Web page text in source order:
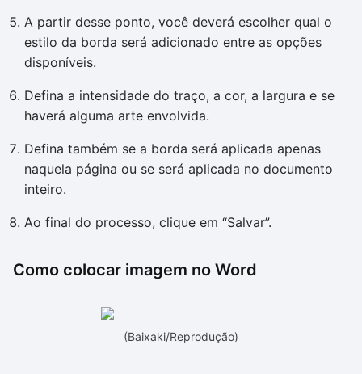
A partir desse ponto, você deverá escolher qual o
estilo da borda será adicionado entre as opções
disponíveis.
Defina a intensidade do traço, a cor, a largura e se
haverá alguma arte envolvida.
Defina também se a borda será aplicada apenas
naquela página ou se será aplicada no documento
inteiro.
Ao final do processo, clique em “Salvar”.
Como colocar imagem no Word
(Baixaki/Reprodução)